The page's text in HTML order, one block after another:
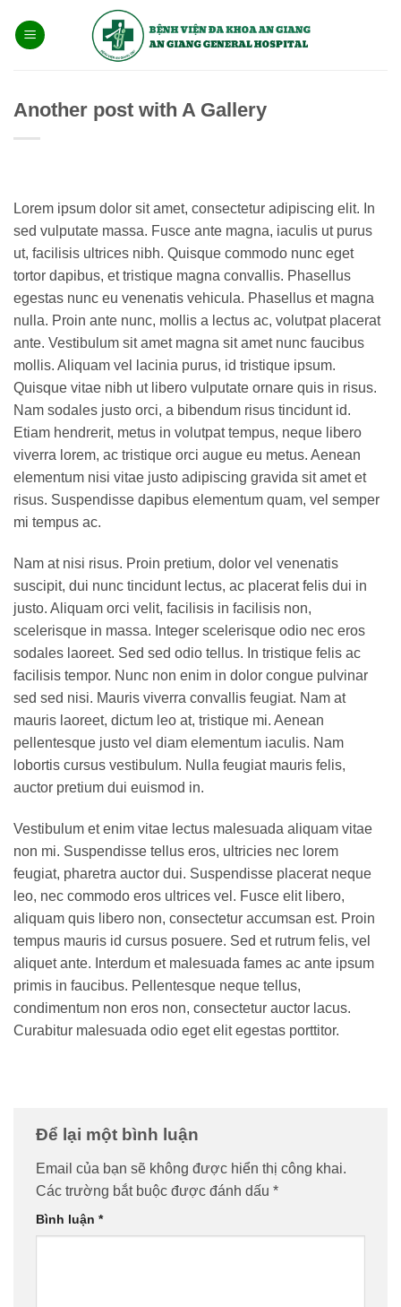
qua
Another post with A Gallery
Lorem ipsum dolor sit amet, consectetur adipiscing elit. In
sed vulputate massa. Fusce ante magna, iaculis ut purus
ut, facilisis ultrices nibh. Quisque commodo nunc eget
tortor dapibus, et tristique magna convallis. Phasellus
egestas nunc eu venenatis vehicula. Phasellus et magna
nulla. Proin ante nunc, mollis a lectus ac, volutpat placerat
ante. Vestibulum sit amet magna sit amet nunc faucibus
mollis. Aliquam vel lacinia purus, id tristique ipsum.
Quisque vitae nibh ut libero vulputate ornare quis in risus.
Nam sodales justo orci, a bibendum risus tincidunt id.
Etiam hendrerit, metus in volutpat tempus, neque libero
viverra lorem, ac tristique orci augue eu metus. Aenean
elementum nisi vitae justo adipiscing gravida sit amet et
risus. Suspendisse dapibus elementum quam, vel semper
mi tempus ac.
Nam at nisi risus. Proin pretium, dolor vel venenatis
suscipit, dui nunc tincidunt lectus, ac placerat felis dui in
justo. Aliquam orci velit, facilisis in facilisis non,
scelerisque in massa. Integer scelerisque odio nec eros
sodales laoreet. Sed sed odio tellus. In tristique felis ac
facilisis tempor. Nunc non enim in dolor congue pulvinar
sed sed nisi. Mauris viverra convallis feugiat. Nam at
mauris laoreet, dictum leo at, tristique mi. Aenean
pellentesque justo vel diam elementum iaculis. Nam
lobortis cursus vestibulum. Nulla feugiat mauris felis,
auctor pretium dui euismod in.
Vestibulum et enim vitae lectus malesuada aliquam vitae
non mi. Suspendisse tellus eros, ultricies nec lorem
feugiat, pharetra auctor dui. Suspendisse placerat neque
leo, nec commodo eros ultrices vel. Fusce elit libero,
aliquam quis libero non, consectetur accumsan est. Proin
tempus mauris id cursus posuere. Sed et rutrum felis, vel
aliquet ante. Interdum et malesuada fames ac ante ipsum
primis in faucibus. Pellentesque neque tellus,
condimentum non eros non, consectetur auctor lacus.
Curabitur malesuada odio eget elit egestas porttitor.
Để lại một bình luận
Email của bạn sẽ không được hiển thị công khai.
Các trường bắt buộc được đánh dấu *
Bình luận *